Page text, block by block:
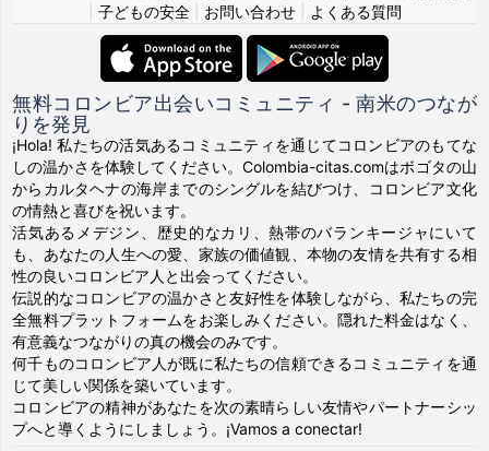
子どもの安全| お問い合わせ| よくある質問
無料コロンビア出会いコミュニティ - 南米のつなが
りを発見
¡Hola! 私たちの活気あるコミュニティを通じてコロンビアのもてな
しの温かさを体験してください。Colombia-citas.comはボゴタの山
からカルタヘナの海岸までのシングルを結びつけ、コロンビア文化
の情熱と喜びを祝います。
活気あるメデジン、歴史的なカリ、熱帯のバランキージャにいて
も、あなたの人生への愛、家族の価値観、本物の友情を共有する相
性の良いコロンビア人と出会ってください。
伝説的なコロンビアの温かさと友好性を体験しながら、私たちの完
全無料プラットフォームをお楽しみください。隠れた料金はなく、
有意義なつながりの真の機会のみです。
何千ものコロンビア人が既に私たちの信頼できるコミュニティを通
じて美しい関係を築いています。
コロンビアの精神があなたを次の素晴らしい友情やパートナーシッ
プへと導くようにしましょう。¡Vamos a conectar!